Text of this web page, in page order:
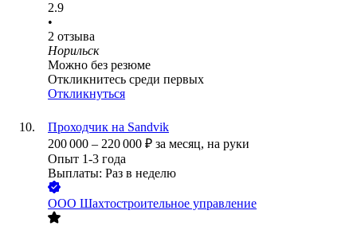
2.9
•
2 отзыва
Норильск
Можно без резюме
Откликнитесь среди первых
Откликнуться
Проходчик на Sandvik
200 000 – 220 000 ₽ за месяц, на руки
Опыт 1-3 года
Выплаты: Раз в неделю
ООО Шахтостроительное управление